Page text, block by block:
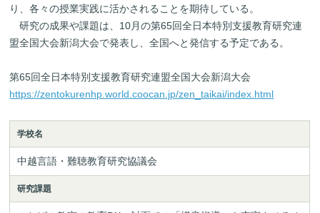
り、各々の授業実践に活かされることを期待している。
研究の成果や課題は、10月の第65回全日本特別支援教育研究連
盟全国大会新潟大会で発表し、全国へと発信する予定である。
第65回全日本特別支援教育研究連盟全国大会新潟大会
https://zentokurenhp.world.coocan.jp/zen_taikai/index.html
学校名
中越言語・難聴教育研究協議会
研究課題